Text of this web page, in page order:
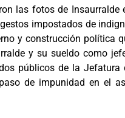
las fotos de
impostados de
y construcción política
y su sueldo como
públicos de la
de impunidad en el